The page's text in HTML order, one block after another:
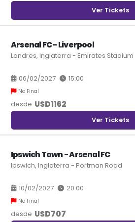
Ver Tickets
Arsenal FC - Liverpool
Londres, Inglaterra - Emirates Stadium
06/02/2027 15:00
No Final
desde USD1162
Ver Tickets
Ipswich Town - Arsenal FC
Ipswich, Inglaterra - Portman Road
10/02/2027 20:00
No Final
desde USD707